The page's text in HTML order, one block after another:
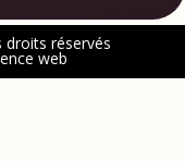
réservés
web